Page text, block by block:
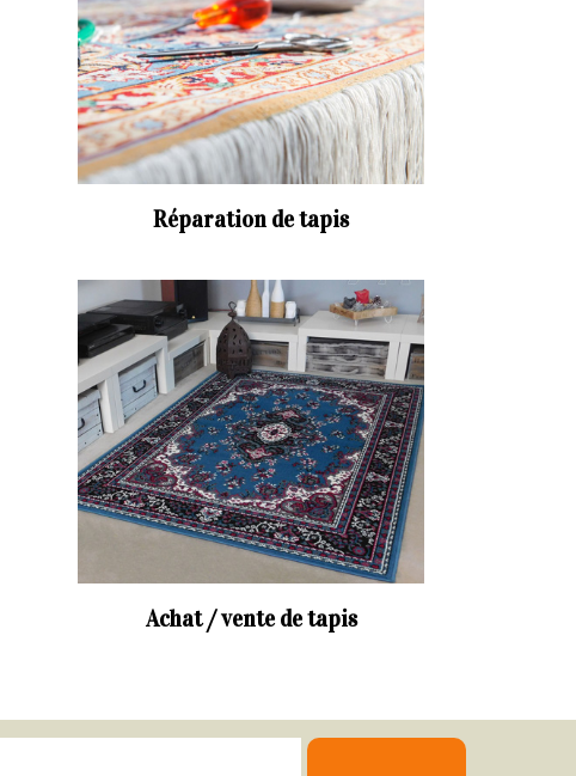
Réparation de tapis
Achat / vente de tapis